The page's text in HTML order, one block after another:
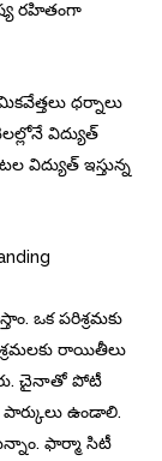
రహితంగా
ధర్నాలు
విద్యుత్‌
ఇస్తున్న
ఒక పరిశ్రమకు
రాయితీలు
చైనాతో పోటీ
ఉండాలి.
ఫార్మా సిటీ